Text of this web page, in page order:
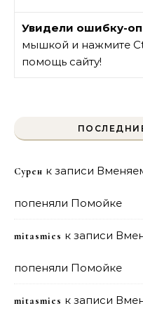
Увидели ошибку-
мышкой и нажмите
помощь сайту!
Сурен к записи
попеняли Помойке
mitasmies к записи
попеняли Помойке
mitasmies к записи